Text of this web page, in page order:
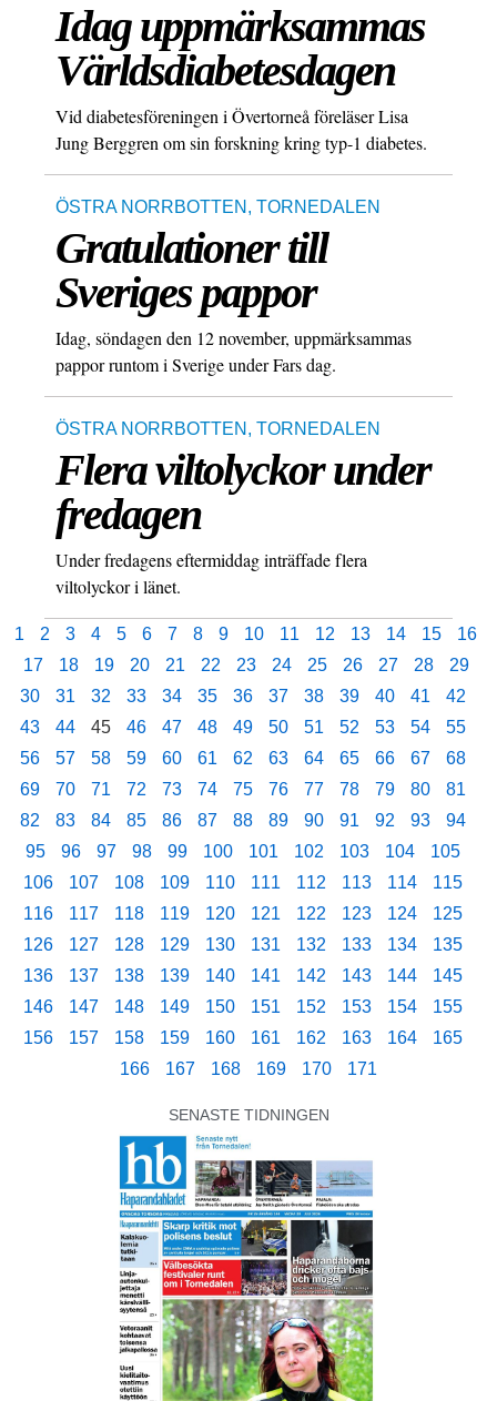
Idag uppmärksammas
Världsdiabetesdagen
Vid diabetesföreningen i Övertorneå föreläser Lisa
Jung Berggren om sin forskning kring typ-1 diabetes.
ÖSTRA NORRBOTTEN , TORNEDALEN
Gratulationer till
Sveriges pappor
Idag, söndagen den 12 november, uppmärksammas
pappor runtom i Sverige under Fars dag.
ÖSTRA NORRBOTTEN , TORNEDALEN
Flera viltolyckor under
fredagen
Under fredagens eftermiddag inträffade flera
viltolyckor i länet.
1 2 3 4 5 6 7 8 9 10 11 12 13 14 15
16
17
18 19 20 21 22 23 24 25 26 27 28
29
30
31 32 33 34 35 36 37 38 39 40 41
42
43
44 45 46 47 48 49 50 51 52 53 54
55
56
57 58 59 60 61 62 63 64 65 66 67
68
69
70 71 72 73 74 75 76 77 78 79 80
81
82
83 84 85 86 87 88 89 90 91 92 93
94
95
96 97 98 99 100 101 102 103 104
105
106
107 108 109 110 111 112 113 114
115
116
117 118 119 120 121 122 123 124
125
126
127 128 129 130 131 132 133 134
135
136
137 138 139 140 141 142 143 144
145
146
147 148 149 150 151 152 153 154
155
156
157 158 159 160 161 162 163 164
165
166
167 168 169 170 171
SENASTE TIDNINGEN